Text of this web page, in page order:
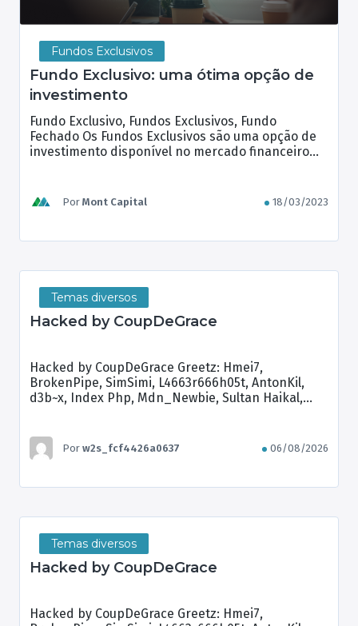
Fundos Exclusivos
Fundo Exclusivo: uma ótima opção de
investimento
Fundo Exclusivo, Fundos Exclusivos, Fundo
Fechado Os Fundos Exclusivos são uma opção de
investimento disponível no mercado financeiro
serem fundos fechados, eles oferecem algumas
vantagens em relação aos fundos abertos, como a
mais adequada ao […]
Por Mont Capital 18/03/2023
Temas diversos
Hacked by CoupDeGrace
Hacked by CoupDeGrace Greetz: Hmei7,
BrokenPipe, SimSimi, L4663r666h05t, AntonKil,
d3b~x, Index Php, Mdn_Newbie, Sultan Haikal,
Por w2s_fcf4426a0637 06/08/2026
Temas diversos
Hacked by CoupDeGrace
Hacked by CoupDeGrace Greetz: Hmei7,